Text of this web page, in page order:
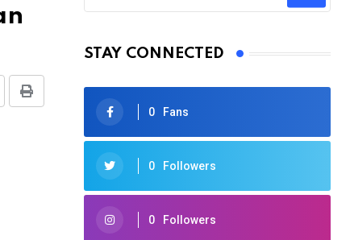
STAY CONNECTED
0 Fans
0 Followers
0 Followers